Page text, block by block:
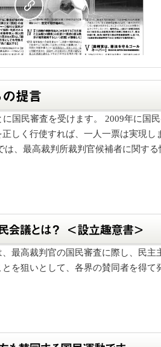
国民審査を受けます。 2009年に国
しく行使すれば、一人一票は実現
は、最高裁判所裁判官候補者に関す
、最高裁判官の国民審査に際し、民主
を狙いとして、各界の賛同者を得て